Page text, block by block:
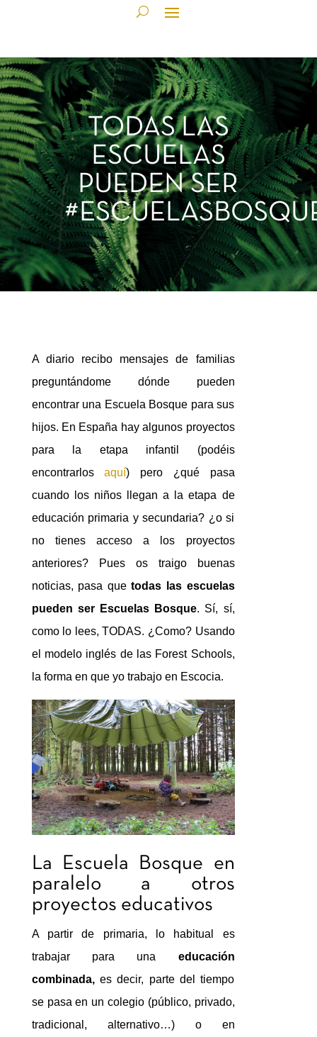
TODAS LAS
ESCUELAS
PUEDEN SER
A diario recibo mensajes de familias
preguntándome dónde pueden
encontrar una Escuela Bosque para sus
hijos. En España hay algunos proyectos
para la etapa infantil (podéis
encontrarlosaquí) pero ¿qué pasa
cuando los niños llegan a la etapa de
educación primaria y secundaria? ¿o si
no tienes acceso a los proyectos
anteriores? Pues os traigo buenas
noticias, pasa quetodas las escuelas
pueden ser Escuelas Bosque. Sí, sí,
como lo lees, TODAS. ¿Como? Usando
el modelo inglés de las Forest Schools,
la forma en que yo trabajo en Escocia.
La Escuela Bosque en
paralelo a otros
proyectos educativos
A partir de primaria, lo habitual es
trabajar para una educación
combinada,es decir, parte del tiempo
se pasa en un colegio (público, privado,
tradicional, alternativo…) o en